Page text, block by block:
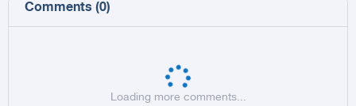
Comments (0)
Loading more comments...